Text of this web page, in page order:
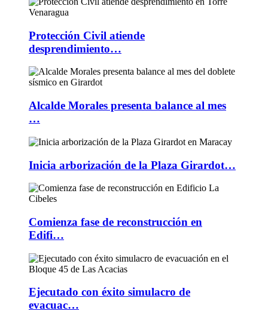
Protección Civil atiende
desprendimiento…
Alcalde Morales presenta balance al mes
…
Inicia arborización de la Plaza Girardot…
Comienza fase de reconstrucción en
Edifi…
Ejecutado con éxito simulacro de
evacuac…